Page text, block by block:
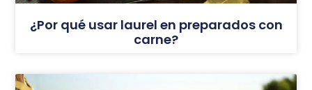
¿Por qué usar laurel en preparados con
carne?